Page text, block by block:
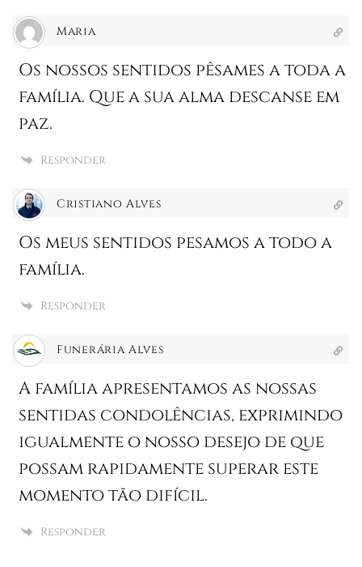
Maria
Os nossos sentidos pêsames a toda a
família. Que a sua alma descanse em
paz.
Responder
Cristiano Alves
Os meus sentidos pesamos a todo a
família.
Responder
Funerária Alves
A família apresentamos as nossas
sentidas condolências, exprimindo
igualmente o nosso desejo de que
possam rapidamente superar este
momento tão difícil.
Responder